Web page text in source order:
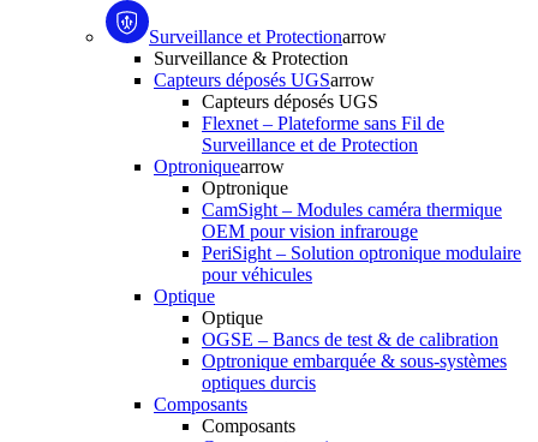
Surveillance et Protectionarrow
Surveillance & Protection
Capteurs déposés UGSarrow
Capteurs déposés UGS
Flexnet – Plateforme sans Fil de
Surveillance et de Protection
Optroniquearrow
Optronique
CamSight – Modules caméra thermique
OEM pour vision infrarouge
PeriSight – Solution optronique modulaire
pour véhicules
Optique
Optique
OGSE – Bancs de test & de calibration
Optronique embarquée & sous-systèmes
optiques durcis
Composants
Composants